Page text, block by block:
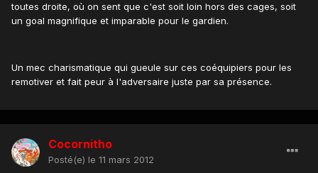
toutes droite, où on sent que c'est soit loin hors des cages, soit
un goal magnifique et imparable pour le gardien.
Un mec charismatique qui gueule sur ces coéquipiers pour les
remotiver et fait peur à l'adversaire juste par sa présence.
Cocornitho
Posté(e) le 11 mars 2012